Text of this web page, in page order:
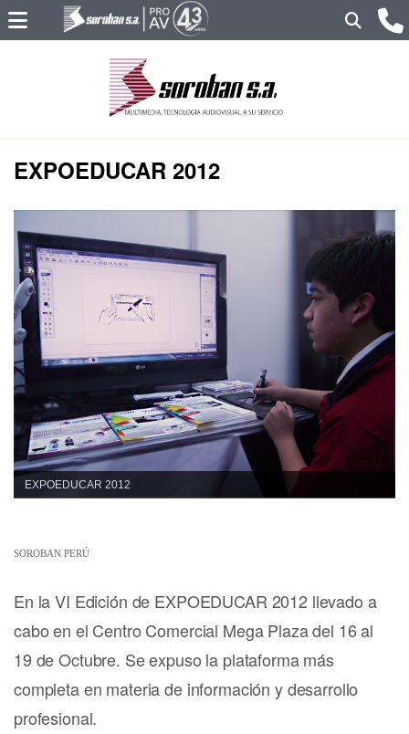
EXPOEDUCAR 2012
EXPOEDUCAR 2012
SOROBAN PERÚ
En la VI Edición de EXPOEDUCAR 2012 llevado a
cabo en el Centro Comercial Mega Plaza del 16 al
19 de Octubre. Se expuso la plataforma más
completa en materia de información y desarrollo
profesional.